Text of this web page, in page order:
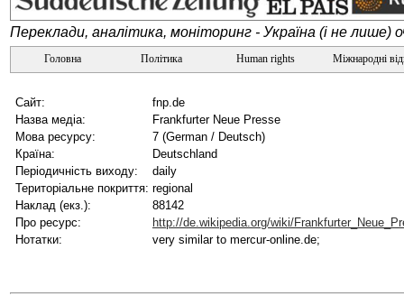
Переклади, аналітика, моніторинг - Україна (і не лише)
Головна Політика Human rights Міжнародні
Сайт:
fnp.de
Назва медіа:
Frankfurter Neue Presse
Мова ресурсу:
7 (German / Deutsch)
Країна:
Deutschland
Періодичність виходу:
daily
Територіальне покриття: regional
Наклад (екз.):
88142
Про ресурс:
http://de.wikipedia.org/wiki/
Нотатки:
very similar to mercur-online.de;